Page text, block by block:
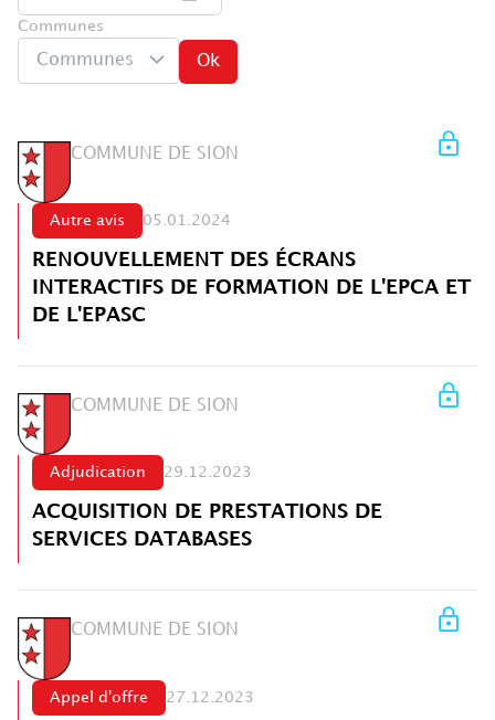
Communes
Communes Ok
COMMUNE DE SION
Autre avis 05.01.2024
RENOUVELLEMENT DES ÉCRANS
INTERACTIFS DE FORMATION DE L'EPCA ET
DE L'EPASC
COMMUNE DE SION
Adjudication 29.12.2023
ACQUISITION DE PRESTATIONS DE
SERVICES DATABASES
COMMUNE DE SION
Appel d'offre 27.12.2023